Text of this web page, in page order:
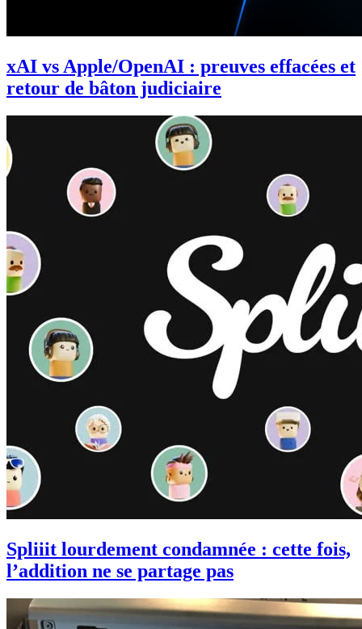
xAI vs Apple/OpenAI : preuves effacées et
retour de bâton judiciaire
Spliiit lourdement condamnée : cette fois,
l’addition ne se partage pas